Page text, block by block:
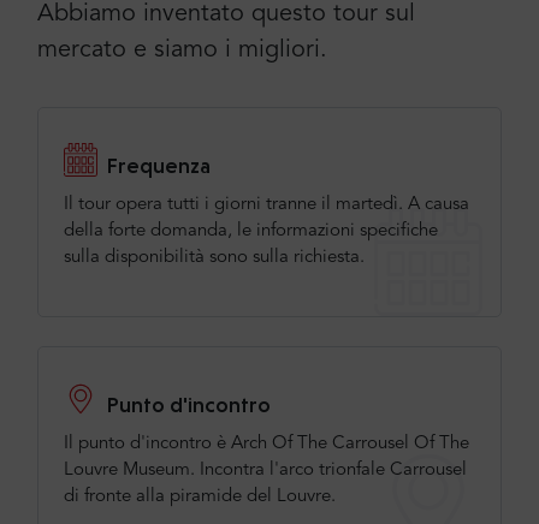
Abbiamo inventato questo tour sul
mercato e siamo i migliori.
Frequenza
Il tour opera tutti i giorni tranne il martedì. A causa
della forte domanda, le informazioni specifiche
sulla disponibilità sono sulla richiesta.
Punto d'incontro
Il punto d'incontro è Arch Of The Carrousel Of The
Louvre Museum. Incontra l'arco trionfale Carrousel
di fronte alla piramide del Louvre.